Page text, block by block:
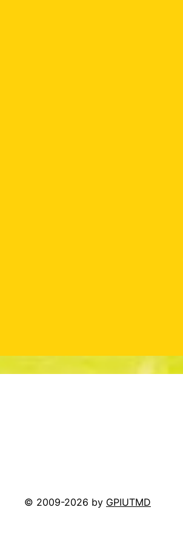
© 2009-2026 by GPIUTMD